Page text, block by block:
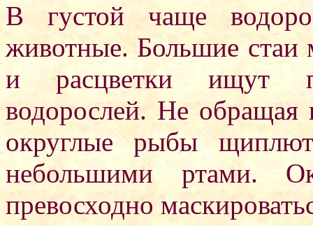
В густой чаще
животные. Большие стаи
и расцветки ищут
водорослей. Не обращая
округлые рыбы щиплют
небольшими ртами.
превосходно